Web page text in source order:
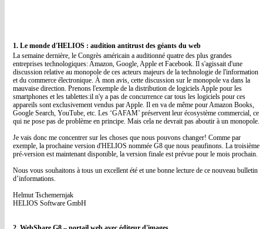
1. Le monde d'HELIOS : audition antitrust des géants du web
La semaine dernière, le Congrès américain a auditionné quatre des plus grandes
entreprises technologiques: Amazon, Google, Apple et Facebook. Il s'agissait d'une
discussion relative au monopole de ces acteurs majeurs de la technologie de l'information
et du commerce électronique. À mon avis, cette discussion sur le monopole va dans la
mauvaise direction. Prenons l'exemple de la distribution de logiciels Apple pour les
smartphones et les tablettes:il n'y a pas de concurrence car tous les logiciels pour ces
appareils sont exclusivement vendus par Apple. Il en va de même pour Amazon Books,
Google Search, YouTube, etc. Les ‘GAFAM’ préservent leur écosystème commercial, ce
qui ne pose pas de problème en principe. Mais cela ne devrait pas aboutir à un monopole.
Je vais donc me concentrer sur les choses que nous pouvons changer! Comme par
exemple, la prochaine version d'HELIOS nommée G8 que nous peaufinons. La troisième
pré-version est maintenant disponible, la version finale est prévue pour le mois prochain.
Nous vous souhaitons à tous un excellent été et une bonne lecture de ce nouveau bulletin
d’informations.
Helmut Tschemernjak
HELIOS Software GmbH